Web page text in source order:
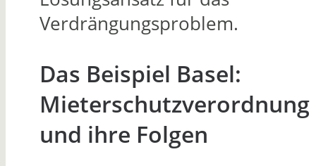
Verdrängungsproblem.
Das Beispiel Basel:
Mieterschutzverordnung
und ihre Folgen